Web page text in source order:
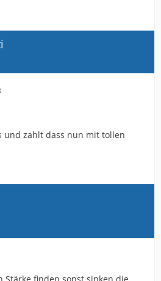
und zahlt dass nun mit tollen
Stärke finden sonst sinken die